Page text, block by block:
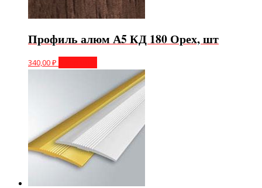
Профиль алюм А5 КД 180 Орех, шт
340,00₽